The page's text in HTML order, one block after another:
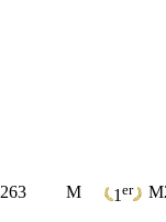
263 M 1 er